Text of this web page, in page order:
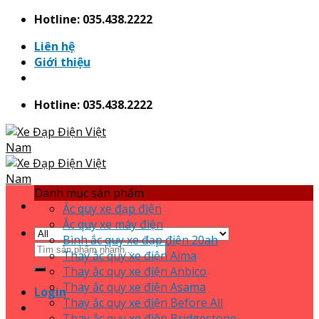
Skip
content
Hotline: 035.438.2222
Liên hệ
Giới thiệu
Hotline: 035.438.2222
Search
for:
Login
Danh mục sản phẩm
Ắc quy xe đạp điện
Ắc quy xe máy điện
Bình ắc quy xe đạp điện 20ah
Thay ắc quy xe điện Aima
Thay ắc quy xe điện Anbico
Thay ắc quy xe điện Asama
Thay ắc quy xe điện Before All